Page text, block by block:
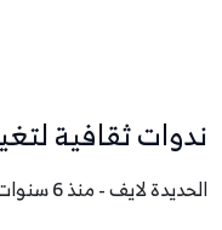
ندوات ثقافية
الحديدة لايف - منذ 6 سنوات